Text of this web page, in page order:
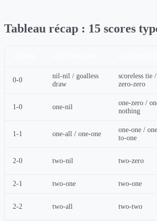
Tableau récap : 15 scores
0-0
nil-nil / goalless
draw
scoreless tie /
zero-zero
1-0 one-nil
one-zero /
nothing
1-1 one-all / one-one
one-one /
to-one
2-0 two-nil two-zero
2-1 two-one two-one
2-2 two-all two-two